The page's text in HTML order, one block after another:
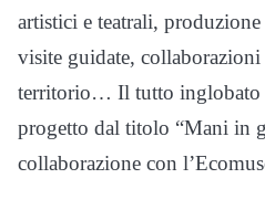
artistici e teatrali,
visite guidate, collaborazioni
territorio… Il tutto inglobato
progetto dal titolo “Mani in
collaborazione con